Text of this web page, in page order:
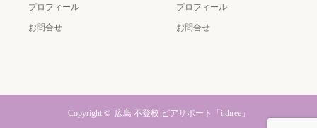
プロフィール
お問合せ
プロフィール
お問合せ
Copyright © 広島 不登校 ピアサポート「i.three」